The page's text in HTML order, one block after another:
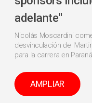
adelante"
Nicolás Moscardini
desvinculación del
para la carrera en
AMPLIAR